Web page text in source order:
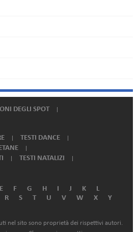
DEGLI SPOT
TESTI DANCE
TESTI NATALIZI
E F G H I J K
L
R S T U V W X
Y
nel sito sono proprietà dei rispettivi autori.